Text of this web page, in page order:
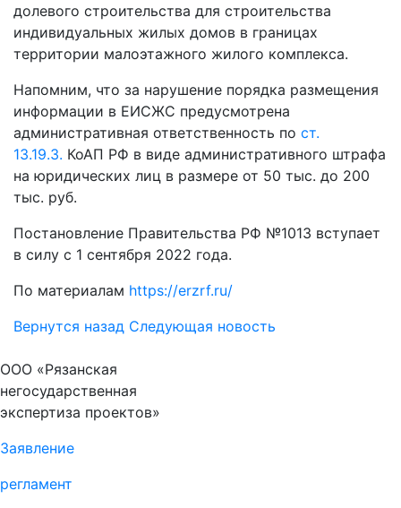
долевого строительства для строительства
индивидуальных жилых домов в границах
территории малоэтажного жилого комплекса.
Напомним, что за нарушение порядка размещения
информации в ЕИСЖС предусмотрена
административная ответственность по ст.
13.19.3. КоАП РФ в виде административного штрафа
на юридических лиц в размере от 50 тыс. до 200
тыс. руб.
Постановление Правительства РФ №1013 вступает
в силу с 1 сентября 2022 года.
По материалам https://erzrf.ru/
Вернутся назад Следующая новость
ООО «Рязанская
негосударственная
экспертиза проектов»
Заявление
регламент